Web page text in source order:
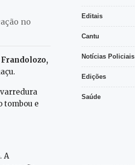
no
tombou e
A
Editais
Cantu
Notícias Policiais
Edições
Saúde